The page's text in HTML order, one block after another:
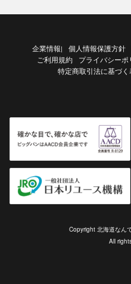
企業情報| 個人情報保護方針
ご利用規約 プライバシーポ
特定商取引法に基づく
Copyright 北海道なん
All